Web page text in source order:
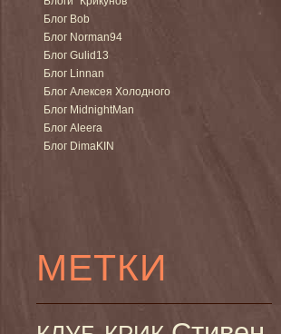
Блог Bob
Блог Norman94
Блог Gulid13
Блог Linnan
Блог Алексея Холодного
Блог MidnightMan
Блог Aleera
Блог DimaKIN
МЕТКИ